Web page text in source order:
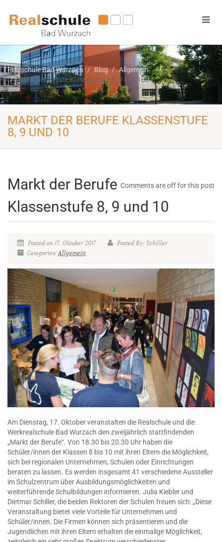
Realschule Bad Wurzach Blog
Allgemein
Markt der Berufe Klassenstufe 8, 9 und 10
MARKT DER BERUFE KLASSENSTUFE
8, 9 UND 10
Comments are off for this post
Markt der Berufe
Klassenstufe 8, 9 und 10
Posted on 17. Oktober 2017
Posted By: Schiller
Categories:Allgemein
Am Dienstag, 17. Oktober veranstalten die Realschule und die
Werkrealschule Bad Wurzach den zweijährlich stattfindenden
„Markt der Berufe“. Von 18.30 bis 20.30 Uhr haben die
Schüler/innen der Klassen 8 bis 10 mit ihren Eltern die Möglichkeit,
sich bei regionalen Unternehmen, Schulen oder Einrichtungen
beraten zu lassen. Es werden insgesamt 41 verschiedene Aussteller
im Schulzentrum über Ausbildungsmöglichkeiten und
weiterführende Schulbildungen informieren. Julia Kiebler und
Dietmar Schiller, die beiden Rektoren der Schulen freuen sich: „Diese
Veranstaltung bietet viele Vorteile für Unternehmen und
Schüler/innen. Die Firmen können sich präsentieren und die
Jugendlichen mit ihren Eltern erhalten die einmalige Möglichkeit,